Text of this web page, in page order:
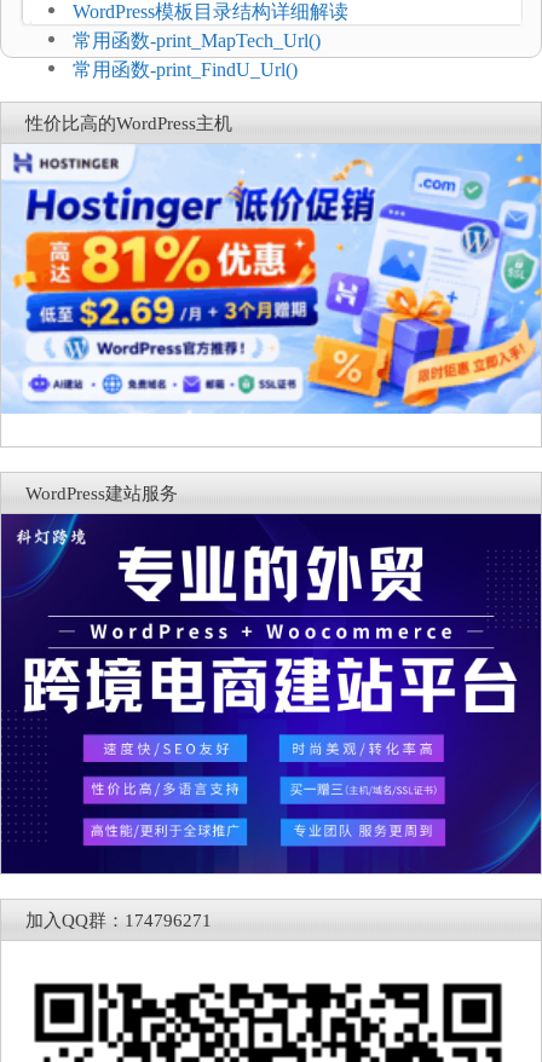
WordPress模板目录结构详细解读
常用函数-print_MapTech_Url()
常用函数-print_FindU_Url()
性价比高的WordPress主机
WordPress建站服务
加入QQ群：174796271